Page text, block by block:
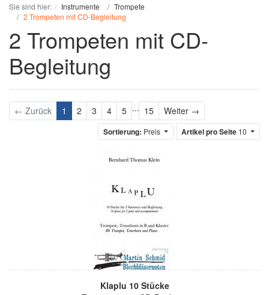
Sie sind hier: Instrumente
Trompete
2 Trompeten mit CD-Begleitung
2 Trompeten mit CD-
Begleitung
← Zurück 1 2 3 4 5 ... 15 Weiter →
Sortierung: Preis Artikel pro Seite 10
Klaplu 10 Stücke